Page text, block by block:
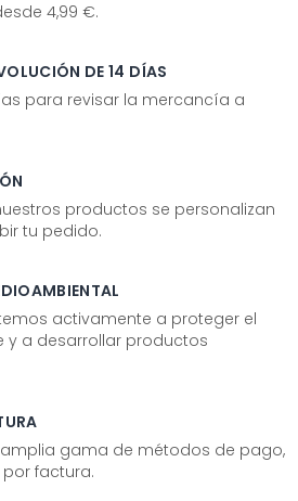
4,99 €.
DE 14 DÍAS
para revisar la mercancía a
productos se personalizan
tu pedido.
activamente a proteger el
y a desarrollar productos
gama de métodos de pago,
factura.